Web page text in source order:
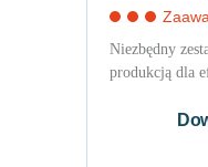
Niezbędny
produkcją dla